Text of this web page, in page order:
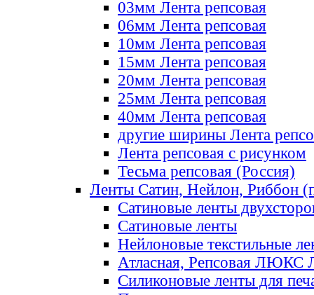
03мм Лента репсовая
06мм Лента репсовая
10мм Лента репсовая
15мм Лента репсовая
20мм Лента репсовая
25мм Лента репсовая
40мм Лента репсовая
другие ширины Лента
Лента репсовая с рисунком
Тесьма репсовая (Россия)
Ленты Сатин, Нейлон, Риббон
Сатиновые ленты
Сатиновые ленты
Нейлоновые текстильные
Атласная, Репсовая ЛЮКС
Силиконовые ленты для